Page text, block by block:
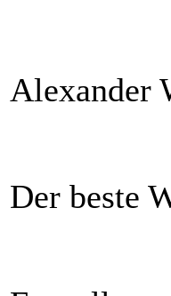
Alexander
Der beste